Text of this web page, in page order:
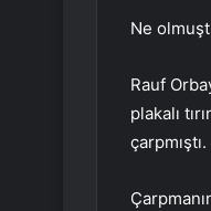
Ne
Rauf
plakalı
çarpmıştı.